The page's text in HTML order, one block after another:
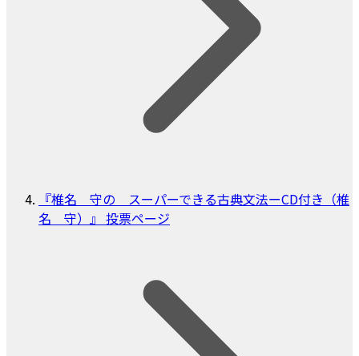
『椎名 守の スーパーできる古典文法ーCD付き（椎
名 守）』 投票ページ